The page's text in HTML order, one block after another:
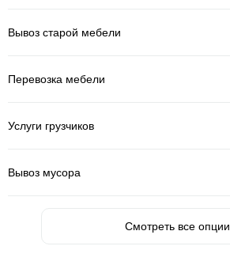
Вывоз старой мебели
Перевозка мебели
Услуги грузчиков
Вывоз мусора
Смотреть все опции